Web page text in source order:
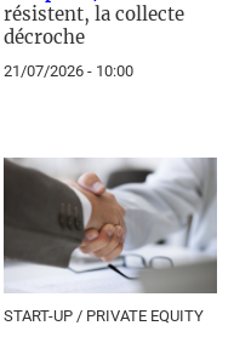
résistent, la collecte
décroche
21/07/2026 - 10:00
START-UP / PRIVATE EQUITY